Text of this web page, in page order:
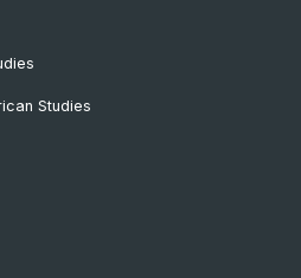
Studies